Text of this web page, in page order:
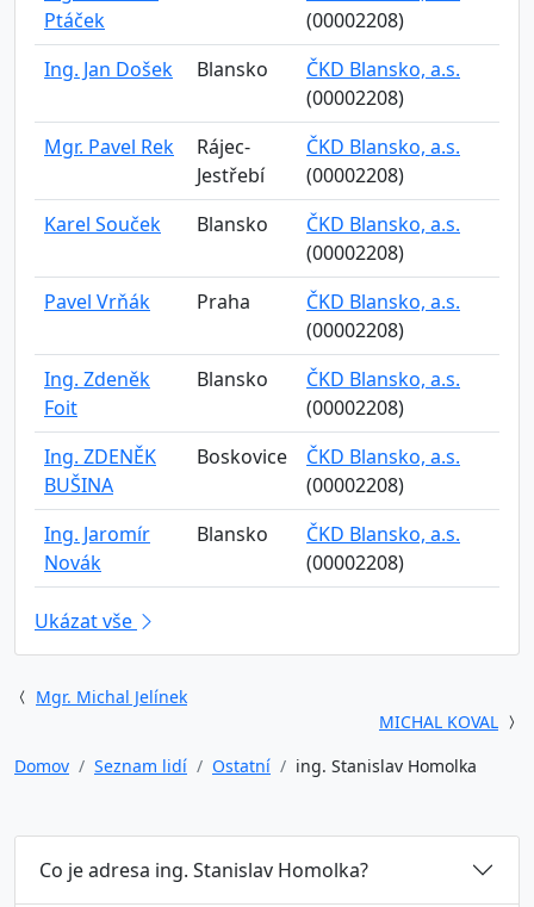
Ptáček
(00002208)
Ing. Jan Došek
Blansko
ČKD Blansko, a.s.
(00002208)
Mgr. Pavel Rek
Rájec-
Jestřebí
ČKD Blansko, a.s.
(00002208)
Karel Souček
Blansko
ČKD Blansko, a.s.
(00002208)
Pavel Vrňák
Praha
ČKD Blansko, a.s.
(00002208)
Ing. Zdeněk
Foit
Blansko
ČKD Blansko, a.s.
(00002208)
Ing. ZDENĚK
BUŠINA
Boskovice
ČKD Blansko, a.s.
(00002208)
Ing. Jaromír
Novák
Blansko
ČKD Blansko, a.s.
(00002208)
Ukázat vše
Mgr. Michal Jelínek
MICHAL KOVAL
Domov
Seznam lidí Ostatní ing. Stanislav Homolka
Co je adresa ing. Stanislav Homolka?